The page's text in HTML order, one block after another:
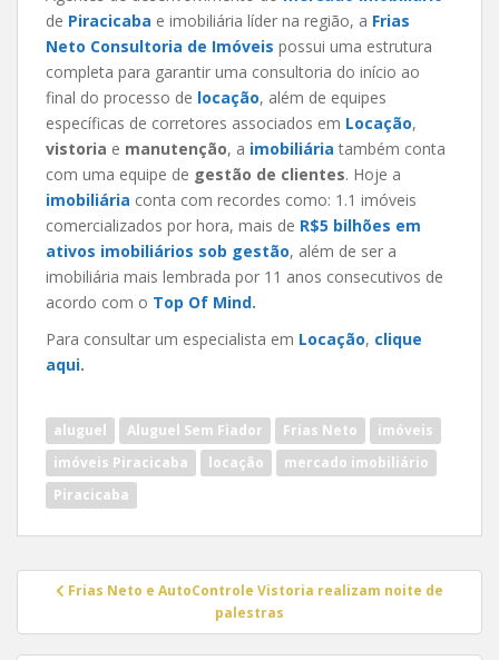
de Piracicaba e imobiliária líder na região, a Frias
Neto Consultoria de Imóveis possui uma estrutura
completa para garantir uma consultoria do início ao
final do processo de locação, além de equipes
específicas de corretores associados em Locação,
vistoria e manutenção, a imobiliária também conta
com uma equipe de gestão de clientes. Hoje a
imobiliária conta com recordes como: 1.1 imóveis
comercializados por hora, mais de R$5 bilhões em
ativos imobiliários sob gestão, além de ser a
imobiliária mais lembrada por 11 anos consecutivos de
acordo com o Top Of Mind.
Para consultar um especialista em Locação, clique
aqui.
aluguel Aluguel Sem Fiador Frias Neto
imóveis
imóveis Piracicaba
locação
mercado imobiliário
Piracicaba
Navegação
Post
Frias Neto e AutoControle Vistoria realizam noite de
palestras